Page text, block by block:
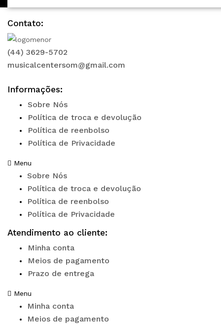
Contato:
(44) 3629-5702
musicalcentersom@gmail.com
Informações:
Sobre Nós
Política de troca e devolução
Política de reenbolso
Política de Privacidade
Menu
Sobre Nós
Política de troca e devolução
Política de reenbolso
Política de Privacidade
Atendimento ao cliente:
Minha conta
Meios de pagamento
Prazo de entrega
Menu
Minha conta
Meios de pagamento